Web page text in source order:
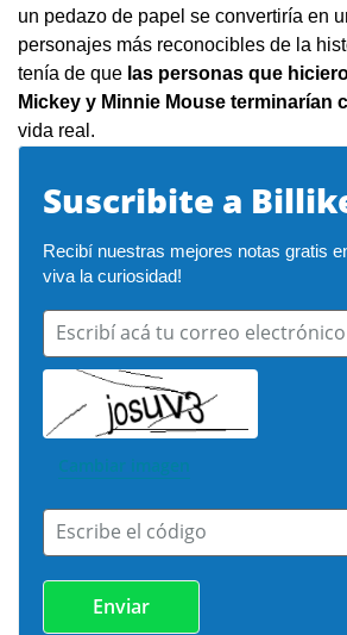
un pedazo de papel se convertiría en
personajes más reconocibles de la
tenía de que las personas que
Mickey y Minnie Mouse terminarían
vida real.
Suscribite a
Recibí nuestras mejores notas gratis
viva la curiosidad!
Escribí acá tu correo electrónico
Cambiar imagen
Escribe el código